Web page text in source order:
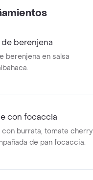
berenjena
berenjena en salsa
con focaccia
burrata, tomate cherry
de pan focaccia.